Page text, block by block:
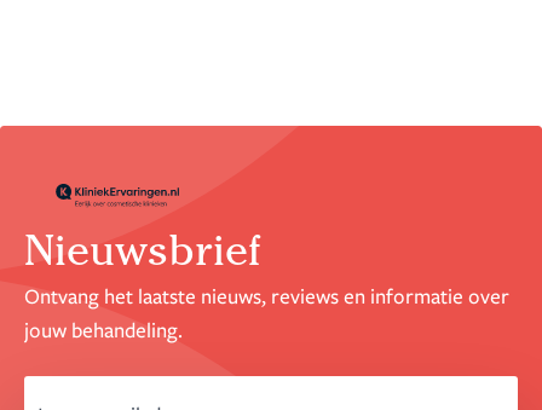
Nieuwsbrief
Ontvang het laatste nieuws, reviews en informatie over
jouw behandeling.